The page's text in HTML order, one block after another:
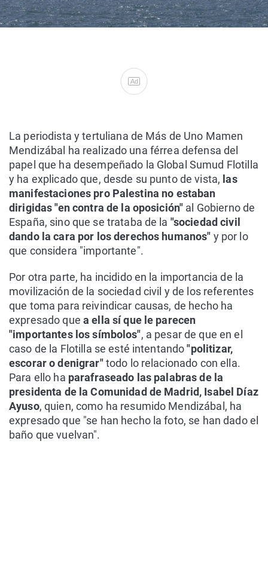
Ad
La periodista y tertuliana de Más de Uno Mamen
Mendizábal ha realizado una férrea defensa del
papel que ha desempeñado la Global Sumud Flotilla
y ha explicado que, desde su punto de vista, las
manifestaciones pro Palestina no estaban
dirigidas "en contra de la oposición" al Gobierno de
España, sino que se trataba de la "sociedad civil
dando la cara por los derechos humanos" y por lo
que considera "importante".
Por otra parte, ha incidido en la importancia de la
movilización de la sociedad civil y de los referentes
que toma para reivindicar causas, de hecho ha
expresado que a ella sí que le parecen
"importantes los símbolos", a pesar de que en el
caso de la Flotilla se esté intentando"politizar,
escorar o denigrar"todo lo relacionado con ella.
Para ello ha parafraseado las palabras de la
presidenta de la Comunidad de Madrid, Isabel Díaz
Ayuso, quien, como ha resumido Mendizábal, ha
expresado que "se han hecho la foto, se han dado el
baño que vuelvan".